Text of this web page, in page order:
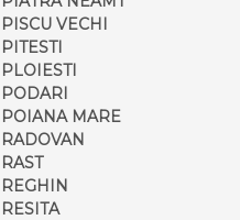
PISCU VECHI
PITESTI
PLOIESTI
PODARI
POIANA MARE
RADOVAN
RAST
REGHIN
RESITA